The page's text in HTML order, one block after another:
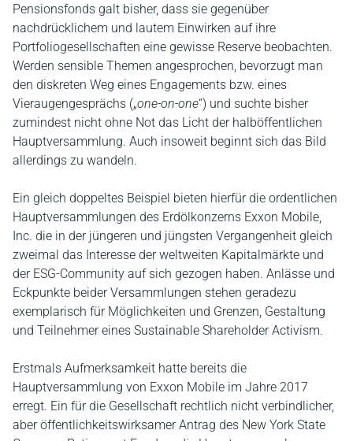
Pensionsfonds galt bisher, dass sie gegenüber
nachdrücklichem und lautem Einwirken auf ihre
Portfoliogesellschaften eine gewisse Reserve beobachten.
Werden sensible Themen angesprochen, bevorzugt man
den diskreten Weg eines Engagements bzw. eines
Vieraugengesprächs („one-on-one“) und suchte bisher
zumindest nicht ohne Not das Licht der halböffentlichen
Hauptversammlung. Auch insoweit beginnt sich das Bild
allerdings zu wandeln.
Ein gleich doppeltes Beispiel bieten hierfür die ordentlichen
Hauptversammlungen des Erdölkonzerns Exxon Mobile,
Inc. die in der jüngeren und jüngsten Vergangenheit gleich
zweimal das Interesse der weltweiten Kapitalmärkte und
der ESG-Community auf sich gezogen haben. Anlässe und
Eckpunkte beider Versammlungen stehen geradezu
exemplarisch für Möglichkeiten und Grenzen, Gestaltung
und Teilnehmer eines Sustainable Shareholder Activism.
Erstmals Aufmerksamkeit hatte bereits die
Hauptversammlung von Exxon Mobile im Jahre 2017
erregt. Ein für die Gesellschaft rechtlich nicht verbindlicher,
aber öffentlichkeitswirksamer Antrag des New York State